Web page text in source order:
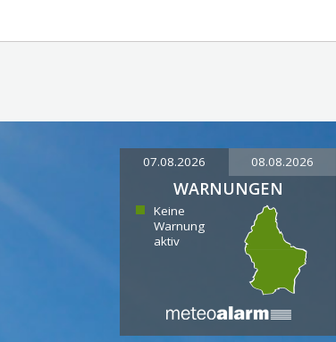
07.08.2026 08.08.2026
WARNUNGEN
Keine
Warnung
aktiv